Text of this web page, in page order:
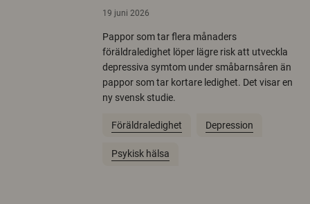
19 juni 2026
Pappor som tar flera månaders
föräldraledighet löper lägre risk att utveckla
depressiva symtom under småbarnsåren än
pappor som tar kortare ledighet. Det visar en
ny svensk studie.
Föräldraledighet Depression
Psykisk hälsa